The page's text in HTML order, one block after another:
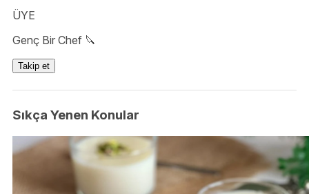
ÜYE
Genç Bir Chef 🔪
Takip et
Sıkça Yenen Konular